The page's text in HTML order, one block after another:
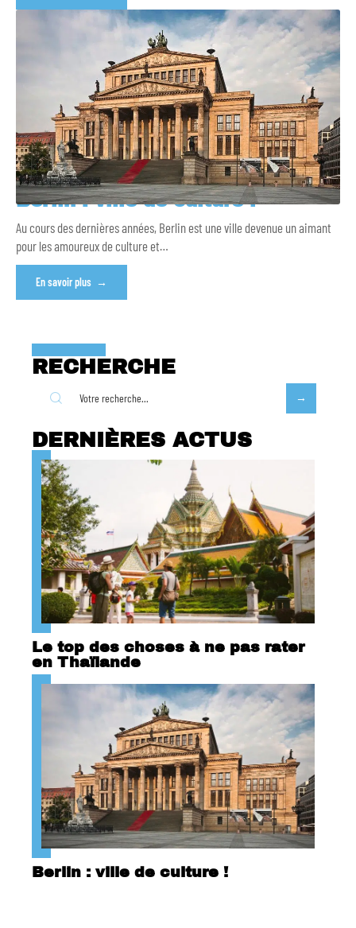
Berlin : ville de culture !
Au cours des dernières années, Berlin est une ville devenue un aimant
pour les amoureux de culture et…
En savoir plus
RECHERCHE
DERNIÈRES ACTUS
Le top des choses à ne pas rater
en Thaïlande
Berlin : ville de culture !